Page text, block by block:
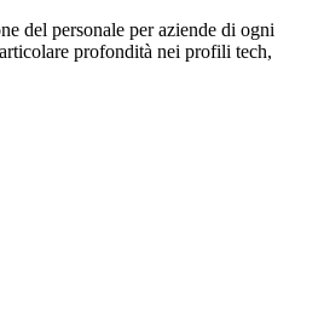
del personale per aziende di ogni
profondità nei profili tech,